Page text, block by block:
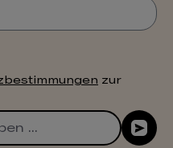
zur